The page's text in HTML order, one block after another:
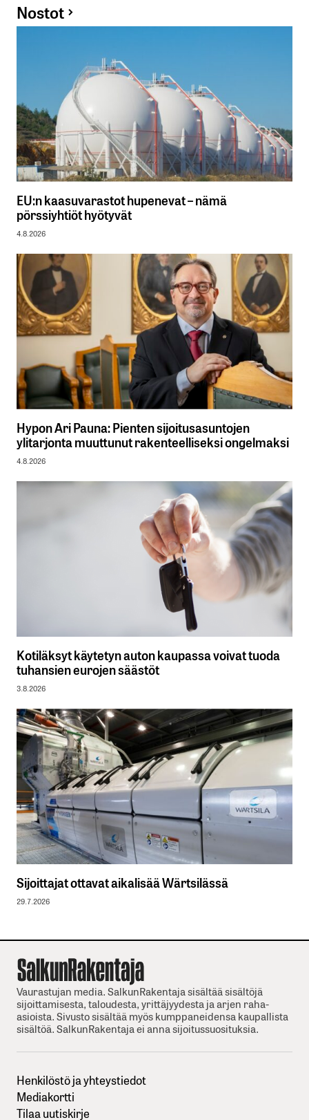
Nostot
EU:n kaasuvarastot hupenevat – nämä
pörssiyhtiöt hyötyvät
4.8.2026
Hypon Ari Pauna: Pienten sijoitusasuntojen
ylitarjonta muuttunut rakenteelliseksi ongelmaksi
4.8.2026
Kotiläksyt käytetyn auton kaupassa voivat tuoda
tuhansien eurojen säästöt
3.8.2026
Sijoittajat ottavat aikalisää Wärtsilässä
29.7.2026
Vaurastujan media. SalkunRakentaja sisältää sisältöjä
sijoittamisesta, taloudesta, yrittäjyydesta ja arjen raha-
asioista. Sivusto sisältää myös kumppaneidensa kaupallista
sisältöä. SalkunRakentaja ei anna sijoitussuosituksia.
Henkilöstö ja yhteystiedot
Mediakortti
Tilaa uutiskirje